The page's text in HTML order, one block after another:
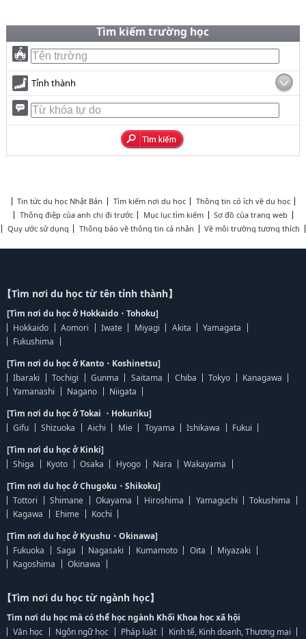
Tìm kiếm trường học
Tỉnh thành
Tin tức du học Nhật Bản Tìm kiếm nơi du học
Thông tin có ích về du học
Thông điệp của anh chị đi trước
Mục lục tìm kiếm
Sơ đồ của trang web
Quy ước sử dụng
Thông báo về thông tin cá nhân Về môi trường tương thích
【Tìm nơi du học từ tên tỉnh thành】
[Tìm nơi du học ở Hokkaido・Tohoku]
Hokkaido
Aomori Iwate Miyagi Akita
Yamagata
Fukushima
[Tìm nơi du học ở Kanto・Koshinetsu]
Ibaraki
Tochigi Gunma Saitama Chiba Tokyo
Kanagawa
Yamanashi
Nagano
Niigata
[Tìm nơi du học ở Tokai ・Hokuriku]
Gifu
Shizuoka Aichi Mie Toyama Ishikawa
Fukui
[Tìm nơi du học ở Kinki]
Shiga
Kyoto Osaka Hyogo Nara
Wakayama
[Tìm nơi du học ở Chugoku・Shikoku]
Tottori
Shimane Okayama Hiroshima Yamaguchi
Tokushima
Kagawa
Ehime
Kochi
[Tìm nơi du học ở Kyushu・Okinawa]
Fukuoka
Saga Nagasaki Kumamoto Oita
Miyazaki
Kagoshima
Okinawa
【Tìm nơi du học từ ngành học】
Tìm nơi du học mà có thể học ngành Khối Khoa học xã hội
Văn học
Ngôn ngữ học Pháp luật
Kinh tế, Kinh doanh, Thương mại